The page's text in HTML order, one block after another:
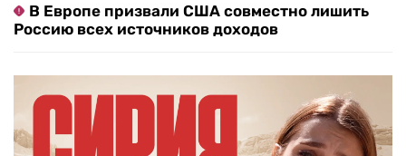
В Европе призвали США совместно лишить
Россию всех источников доходов